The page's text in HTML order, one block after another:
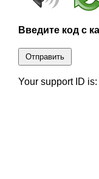
Введите код с
Отправить
Your support ID